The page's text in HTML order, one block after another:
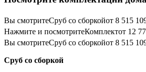
Вы смотритеСруб со сборкойот 8 515
Нажмите и посмотритеКомплектот 12
Вы смотритеСруб со сборкойот 8 515
Сруб со сборкой